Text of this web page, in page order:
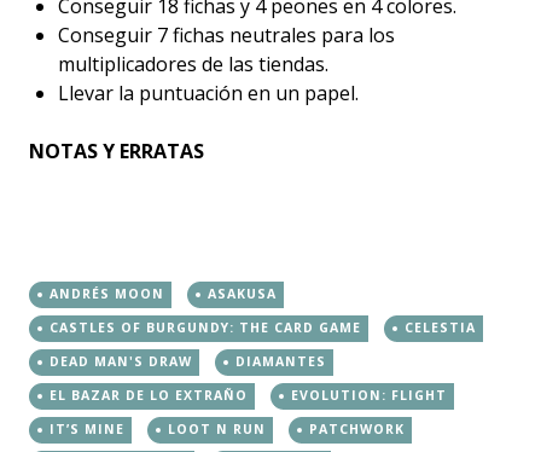
Conseguir 18 fichas y 4 peones en 4 colores.
Conseguir 7 fichas neutrales para los
multiplicadores de las tiendas.
Llevar la puntuación en un papel.
NOTAS Y ERRATAS
ANDRÉS MOON
ASAKUSA
CASTLES OF BURGUNDY: THE CARD GAME
CELESTIA
DEAD MAN'S DRAW
DIAMANTES
EL BAZAR DE LO EXTRAÑO
EVOLUTION: FLIGHT
IT’S MINE
LOOT N RUN
PATCHWORK